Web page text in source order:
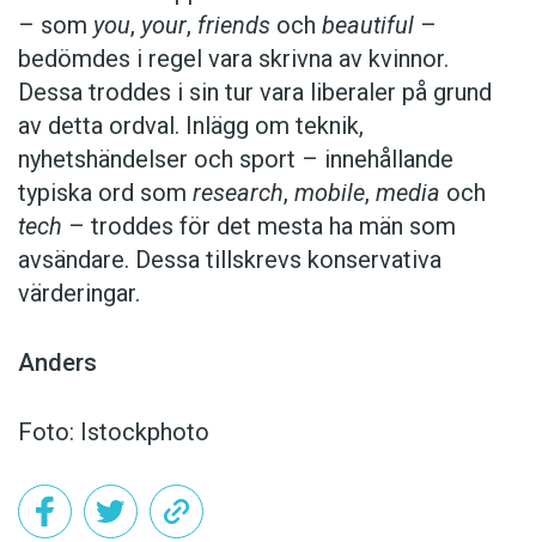
– som you, your, friends och beautiful –
bedömdes i regel vara skrivna av kvinnor.
Dessa troddes i sin tur vara liberaler på grund
av detta ordval. Inlägg om teknik,
nyhetshändelser och sport – innehållande
typiska ord som research, mobile, media och
tech – troddes för det mesta ha män som
avsändare. Dessa tillskrevs konservativa
värderingar.
Anders
Foto: Istockphoto